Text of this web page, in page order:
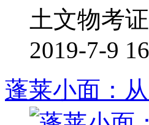
土文物考
2019-7-9
蓬莱小面：